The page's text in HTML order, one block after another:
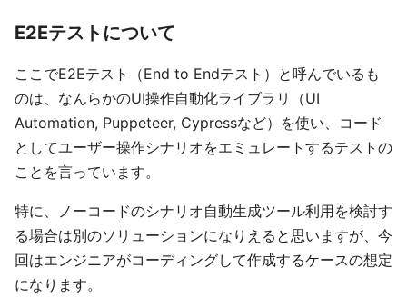
E2Eテストについて
ここでE2Eテスト（End to Endテスト）と呼んでいるも
のは、なんらかのUI操作自動化ライブラリ（UI
Automation, Puppeteer, Cypressなど）を使い、コード
としてユーザー操作シナリオをエミュレートするテストの
ことを言っています。
特に、ノーコードのシナリオ自動生成ツール利用を検討す
る場合は別のソリューションになりえると思いますが、今
回はエンジニアがコーディングして作成するケースの想定
になります。